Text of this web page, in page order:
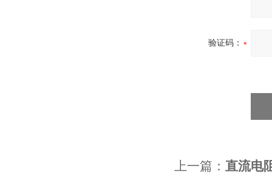
验证码：
上一篇： 直流电